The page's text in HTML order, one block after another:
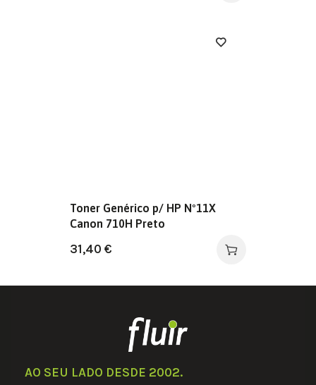
Toner Genérico p/ HP Nº11X
Canon 710H Preto
31,40 €
AO SEU LADO DESDE 2002.